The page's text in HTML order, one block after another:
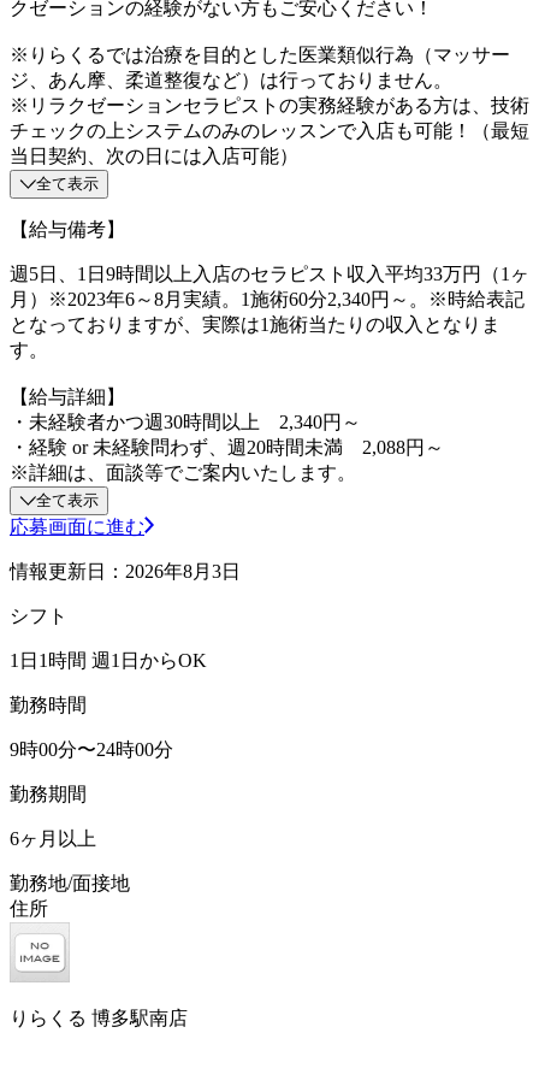
クゼーションの経験がない方もご安心ください！
※りらくるでは治療を目的とした医業類似行為（マッサー
ジ、あん摩、柔道整復など）は行っておりません。
※リラクゼーションセラピストの実務経験がある方は、技術
チェックの上システムのみのレッスンで入店も可能！（最短
当日契約、次の日には入店可能）
全て表示
【給与備考】
週5日、1日9時間以上入店のセラピスト収入平均33万円（1ヶ
月）※2023年6～8月実績。1施術60分2,340円～。※時給表記
となっておりますが、実際は1施術当たりの収入となりま
す。
【給与詳細】
・未経験者かつ週30時間以上 2,340円～
・経験 or 未経験問わず、週20時間未満 2,088円～
※詳細は、面談等でご案内いたします。
全て表示
応募画面に進む
情報更新日：2026年8月3日
シフト
1日1時間 週1日からOK
勤務時間
9時00分〜24時00分
勤務期間
6ヶ月以上
勤務地/面接地
住所
りらくる 博多駅南店